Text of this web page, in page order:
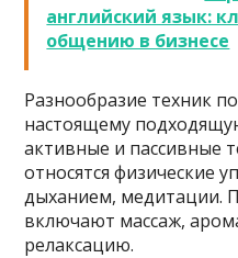
английский язык:
общению в бизнесе
Разнообразие техник
настоящему
активные и пассивные
относятся физические
дыханием, медитации.
включают массаж,
релаксацию.